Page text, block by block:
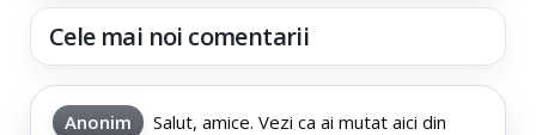
Cele mai noi comentarii
Anonim
Salut, amice. Vezi ca ai mutat aici din